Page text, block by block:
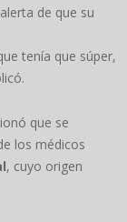
de que su
tenía que súper,
que se
los médicos
, cuyo origen